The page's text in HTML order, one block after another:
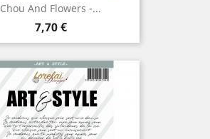
Chou And Flowers -...
Prix
7,70 €